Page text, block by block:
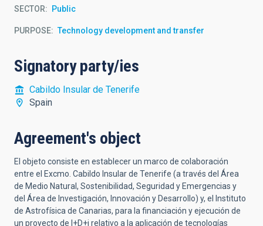
SECTOR Public
PURPOSE Technology development and transfer
Signatory party/ies
Cabildo Insular de Tenerife
Spain
Agreement's object
El objeto consiste en establecer un marco de colaboración
entre el Excmo. Cabildo Insular de Tenerife (a través del Área
de Medio Natural, Sostenibilidad, Seguridad y Emergencias y
del Área de Investigación, Innovación y Desarrollo) y, el Instituto
de Astrofísica de Canarias, para la financiación y ejecución de
un proyecto de I+D+i relativo a la aplicación de tecnologías